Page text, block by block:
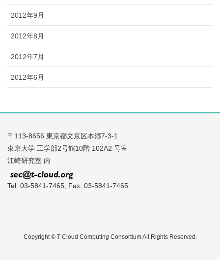
2012年9月
2012年8月
2012年7月
2012年6月
〒113-8656 東京都文京区本郷7-3-1
東京大学 工学部2号館10階 102A2 号室
江崎研究室 内
Tel: 03-5841-7465, Fax: 03-5841-7465
Copyright © T Cloud Computing Consortium All Rights Reserved.